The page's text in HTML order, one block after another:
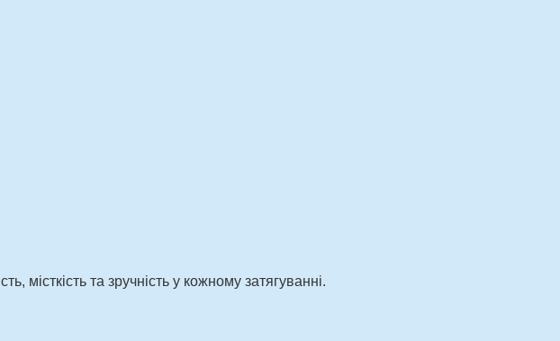
місткість та зручність у кожному затягуванні.